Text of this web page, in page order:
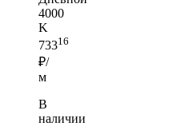
4000
K
73316
₽/
м
В
наличии